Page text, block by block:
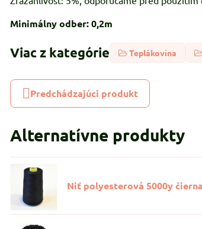
Minimálny odber: 0,2m
Viac z kategórie Teplákovina
Predchádzajúci produkt
Alternatívne produkty
Niť polyesterová 5000y čierna